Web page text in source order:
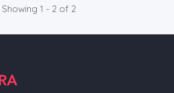
Showing 1 - 2 of 2